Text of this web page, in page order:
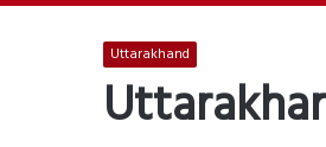
Uttarakhand